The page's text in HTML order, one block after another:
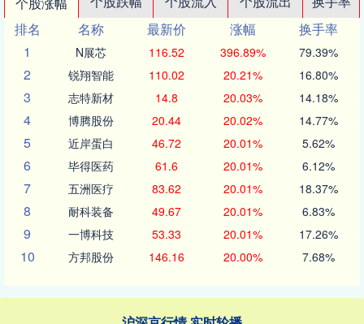
排名
名称 最新价 涨幅
换手率
1
N展芯 116.52 396.89% 79.39%
2 锐翔智能 110.02 20.21% 16.80%
3 志特新材 14.8 20.03% 14.18%
4 博腾股份 20.44 20.02% 14.77%
5 近岸蛋白 46.72 20.01% 5.62%
6 毕得医药 61.6 20.01% 6.12%
7 五洲医疗 83.62 20.01% 18.37%
8 耐科装备 49.67 20.01% 6.83%
9 一博科技 53.33 20.01% 17.26%
10 方邦股份 146.16 20.00% 7.68%